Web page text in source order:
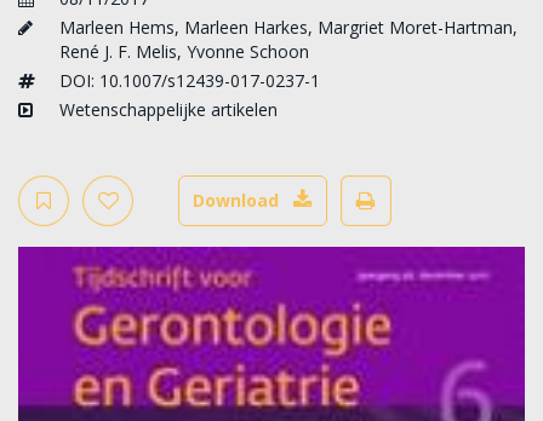
Marleen Hems, Marleen Harkes, Margriet Moret-Hartman,
René J. F. Melis, Yvonne Schoon
DOI: 10.1007/s12439-017-0237-1
Wetenschappelijke artikelen
Download